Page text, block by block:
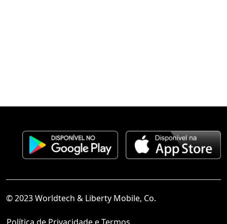
© 2023 Worldtech & Liberty Mobile, Co.